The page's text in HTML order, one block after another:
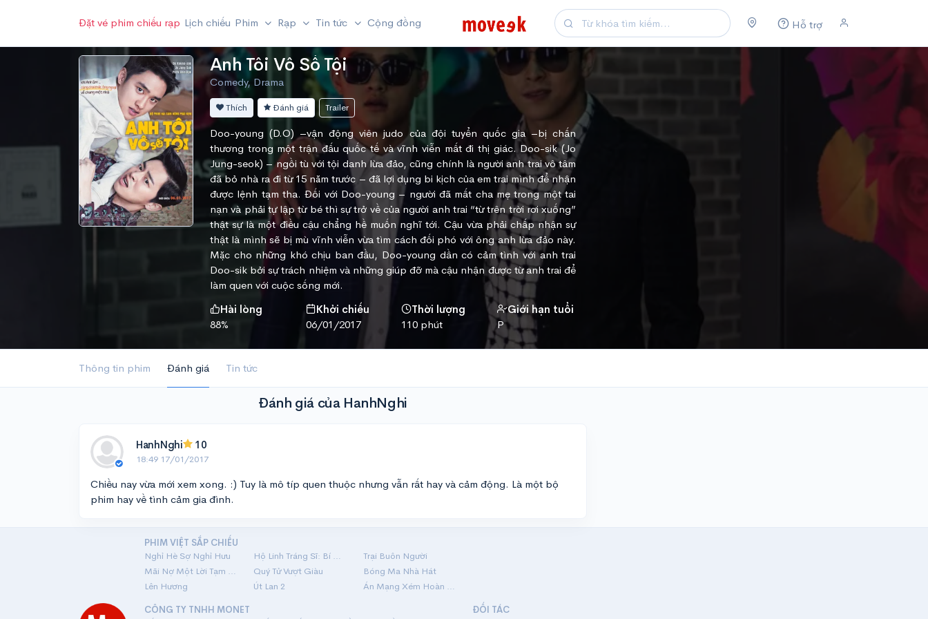
Hỗ trợ
Đặt vé phim chiếu rạp Lịch chiếu Phim Rạp Tin tức Cộng đồng
Anh Tôi Vô Số Tội
Comedy, Drama
Thích Đánh giá Trailer
Doo-young (D.O) –vận động viên judo của đội tuyển quốc gia –bị chấn
thương trong một trận đấu quốc tế và vĩnh viễn mất đi thị giác. Doo-sik (Jo
Jung-seok) – ngồi tù với tội danh lừa đảo, cũng chính là người anh trai vô tâm
đã bỏ nhà ra đi từ 15 năm trước – đã lợi dụng bi kịch của em trai mình để nhận
được lệnh tạm tha. Đối với Doo-young – người đã mất cha mẹ trong một tai
nạn và phải tự lập từ bé thì sự trở về của người anh trai “từ trên trời rơi xuống”
thật sự là một điều cậu chẳng hề muốn nghĩ tới. Cậu vừa phải chấp nhận sự
thật là mình sẽ bị mù vĩnh viễn vừa tìm cách đối phó với ông anh lừa đảo này.
Mặc cho những khó chịu ban đầu, Doo-young dần có cảm tình với anh trai
Doo-sik bởi sự trách nhiệm và những giúp đỡ mà cậu nhận được từ anh trai để
làm quen với cuộc sống mới.
Hài lòng
88%
Khởi chiếu
06/01/2017
Thời lượng
110 phút
Giới hạn tuổi
P
Thông tin phim Đánh giá Tin tức
Đánh giá của HanhNghi
HanhNghi 10
18:49 17/01/2017
Chiều nay vừa mới xem xong. :) Tuy là mô típ quen thuộc nhưng vẫn rất hay và cảm động. Là một bộ
phim hay về tình cảm gia đình.
PHIM VIỆT SẮP CHIẾU
Nghỉ Hè Sợ Nghỉ Hưu
Hộ Linh Tráng Sĩ: Bí Ẩn Mộ Vua Đinh
Trại Buôn Người
Mãi Nợ Một Lời Tạm Biệt
Quý Tử Vượt Giàu
Bóng Ma Nhà Hát
Lên Hương
Út Lan 2
Án Mạng Xém Hoàn Hảo
CÔNG TY TNHH MONET
ĐỐI TÁC